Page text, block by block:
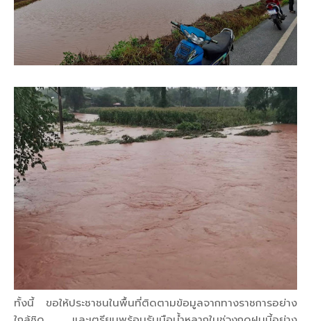
ทั้งนี้ ขอให้ประชาชนในพื้นที่ติดตามข้อมูลจากทางราชการอย่าง